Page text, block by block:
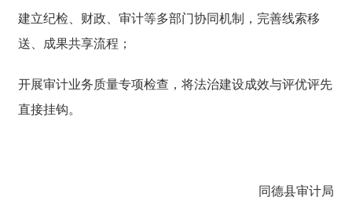
建立纪检、财政、审计等多部门协同机制，完善线索移
送、成果共享流程；
开展审计业务质量专项检查，将法治建设成效与评优评先
直接挂钩。
同德县审计局